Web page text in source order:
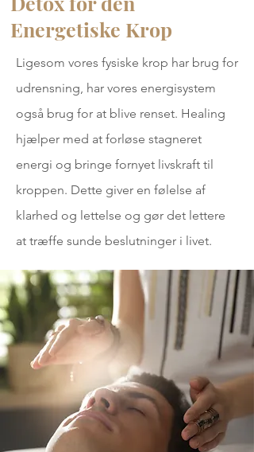
Energetiske Krop
Ligesom vores fysiske krop har brug for
udrensning, har vores energisystem
også brug for at blive renset. Healing
hjælper med at forløse stagneret
energi og bringe fornyet livskraft til
kroppen. Dette giver en følelse af
klarhed og lettelse og gør det lettere
at træffe sunde beslutninger i livet.